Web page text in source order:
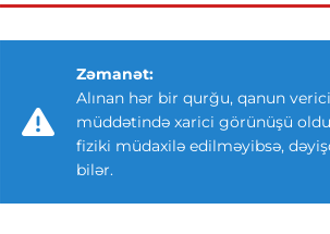
Zəmanət:
Alınan hər bir qurğu, qanun
müddətində xarici görünüşü
fiziki müdaxilə edilməyibsə,
bilər.